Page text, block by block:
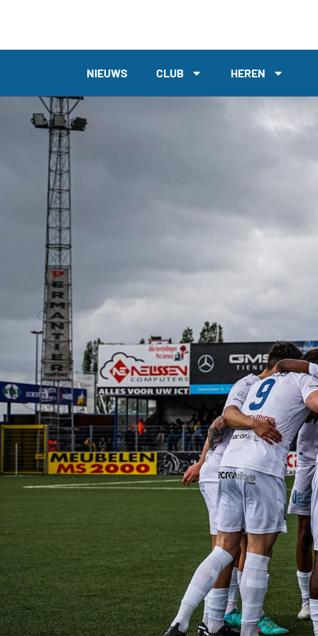
NIEUWS CLUB HEREN